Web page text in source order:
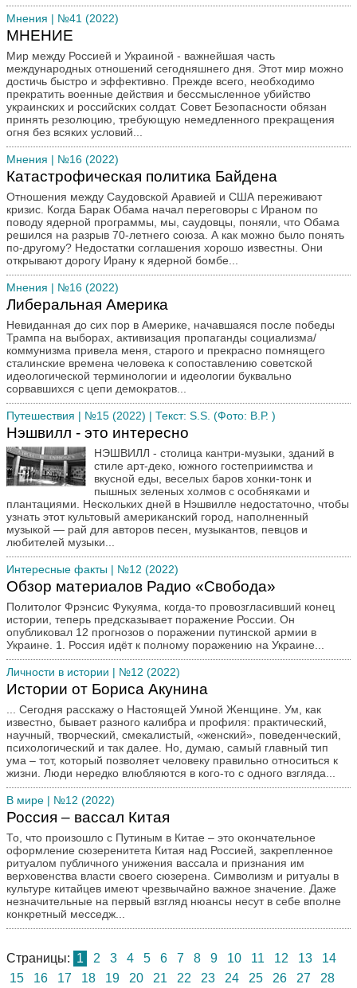
Мнения | №41 (2022)
МНЕНИЕ
Мир между Россией и Украиной - важнейшая часть
международных отношений сегодняшнего дня. Этот мир можно
достичь быстро и эффективно. Прежде всего, необходимо
прекратить военные действия и бессмысленное убийство
украинских и российских солдат. Совет Безопасности обязан
принять резолюцию, требующую немедленного прекращения
огня без всяких условий...
Мнения | №16 (2022)
Катастрофическая политика Байдена
Отношения между Саудовской Аравией и США переживают
кризис. Когда Барак Обама начал переговоры с Ираном по
поводу ядерной программы, мы, саудовцы, поняли, что Обама
решился на разрыв 70-летнего союза. А как можно было понять
по-другому? Недостатки соглашения хорошо известны. Они
открывают дорогу Ирану к ядерной бомбе...
Мнения | №16 (2022)
Либеральная Америка
Невиданная до сих пор в Америке, начавшаяся после победы
Трампа на выборах, активизация пропаганды социализма/
коммунизма привела меня, старого и прекрасно помнящего
сталинские времена человека к сопоставлению советской
идеологической терминологии и идеологии буквально
сорвавшихся с цепи демократов...
Путешествия | №15 (2022) | Текст: S.S. (Фото: В.Р. )
Нэшвилл - это интересно
НЭШВИЛЛ - столица кантри-музыки, зданий в
стиле арт-деко, южного гостеприимства и
вкусной еды, веселых баров хонки-тонк и
пышных зеленых холмов с особняками и
плантациями. Нескольких дней в Нэшвилле недостаточно, чтобы
узнать этот культовый американский город, наполненный
музыкой — рай для авторов песен, музыкантов, певцов и
любителей музыки...
Интересные факты | №12 (2022)
Обзор материалов Радио «Свобода»
Политолог Фрэнсис Фукуяма, когда-то провозгласивший конец
истории, теперь предсказывает поражение России. Он
опубликовал 12 прогнозов о поражении путинской армии в
Украине. 1. Россия идёт к полному поражению на Украине...
Личности в истории | №12 (2022)
Истории от Бориса Акунина
... Сегодня расскажу о Настоящей Умной Женщине. Ум, как
известно, бывает разного калибра и профиля: практический,
научный, творческий, смекалистый, «женский», поведенческий,
психологический и так далее. Но, думаю, самый главный тип
ума – тот, который позволяет человеку правильно относиться к
жизни. Люди нередко влюбляются в кого-то с одного взгляда...
В мире | №12 (2022)
Россия – вассал Китая
То, что произошло с Путиным в Китае – это окончательное
оформление сюзеренитета Китая над Россией, закрепленное
ритуалом публичного унижения вассала и признания им
верховенства власти своего сюзерена. Символизм и ритуалы в
культуре китайцев имеют чрезвычайно важное значение. Даже
незначительные на первый взгляд нюансы несут в себе вполне
конкретный месседж...
Страницы: 1 2 3 4 5 6 7 8 9 10 11 12 13
14
15
16 17 18 19 20 21 22 23 24 25 26 27 28